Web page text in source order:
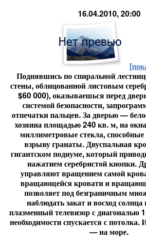
16.04.2010, 20:00
Поднявшись по спиральной
стены, облицованной листовым
$60 000), оказываешься перед
системой безопасности,
отпечатки пальцев. За дверью —
хозяина площадью 240 кв. м, на
миллиметровые стекла, способные
взрыву гранаты. Двуспальная
гигантском подиуме, который
нажатием серебристой кнопки.
управляют вращением самой
вращающейся кровати и
позволяет под безграничным
наблюдать закат и восход
плазменный телевизор с диагональю
необходимости спускается с потолка.
— на море.